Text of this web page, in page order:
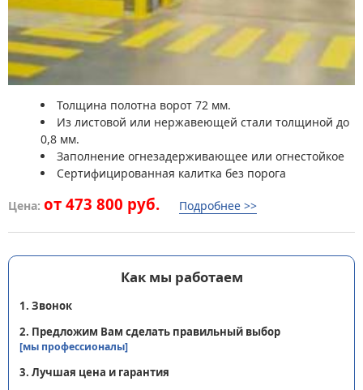
Толщина полотна ворот 72 мм.
Из листовой или нержавеющей стали толщиной до
0,8 мм.
Заполнение огнезадерживающее или огнестойкое
Сертифицированная калитка без порога
Цена: от 473 800 руб. Подробнее >>
Как мы работаем
1. Звонок
2. Предложим Вам сделать правильный выбор
[мы профессионалы]
3. Лучшая цена и гарантия